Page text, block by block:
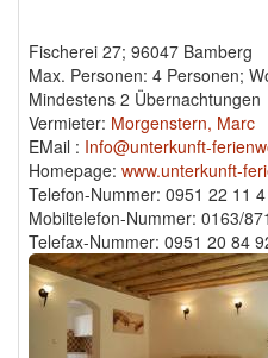
Fischerei 27; 96047 Bamberg
Max. Personen: 4 Personen;
Mindestens 2 Übernachtungen
Vermieter: Morgenstern, Marc
EMail : Info@unterkunft-
Homepage: www.unterkunft-
Telefon-Nummer: 0951 22 11 4
Mobiltelefon-Nummer: 0163/
Telefax-Nummer: 0951 20 84